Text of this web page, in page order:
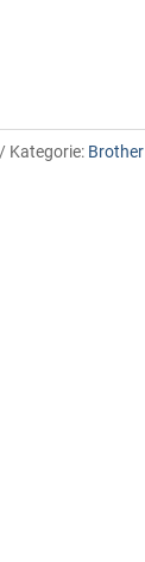
Kategorie: Brother